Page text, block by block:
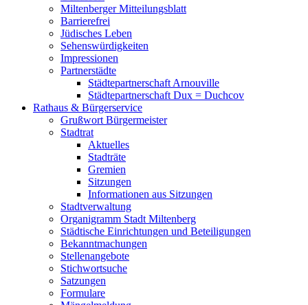
Miltenberger Mitteilungsblatt
Barrierefrei
Jüdisches Leben
Sehenswürdigkeiten
Impressionen
Partnerstädte
Städtepartnerschaft Arnouville
Städtepartnerschaft Dux = Duchcov
Rathaus & Bürgerservice
Grußwort Bürgermeister
Stadtrat
Aktuelles
Stadträte
Gremien
Sitzungen
Informationen aus Sitzungen
Stadtverwaltung
Organigramm Stadt Miltenberg
Städtische Einrichtungen und Beteiligungen
Bekanntmachungen
Stellenangebote
Stichwortsuche
Satzungen
Formulare